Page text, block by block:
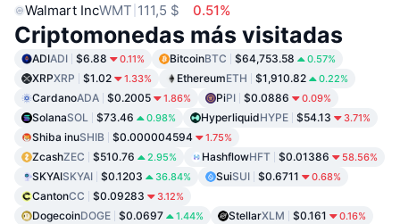
Walmart IncWMT 111,5 $ 0.51%
Criptomonedas más visitadas
ADIADI $6.88 0.11% BitcoinBTC $64,753.58 0.57%
XRPXRP $1.02 1.33% EthereumETH $1,910.82 0.22%
CardanoADA $0.2005 1.86% PiPI $0.0886 0.09%
SolanaSOL $73.46 0.98% HyperliquidHYPE $54.13 3.71%
Shiba inuSHIB $0.000004594 1.75%
ZcashZEC $510.76 2.95% HashflowHFT $0.01386 58.56%
SKYAISKYAI $0.1203 36.84% SuiSUI $0.6711 0.68%
CantonCC $0.09283 3.12%
DogecoinDOGE $0.0697 1.44% StellarXLM $0.161 0.16%